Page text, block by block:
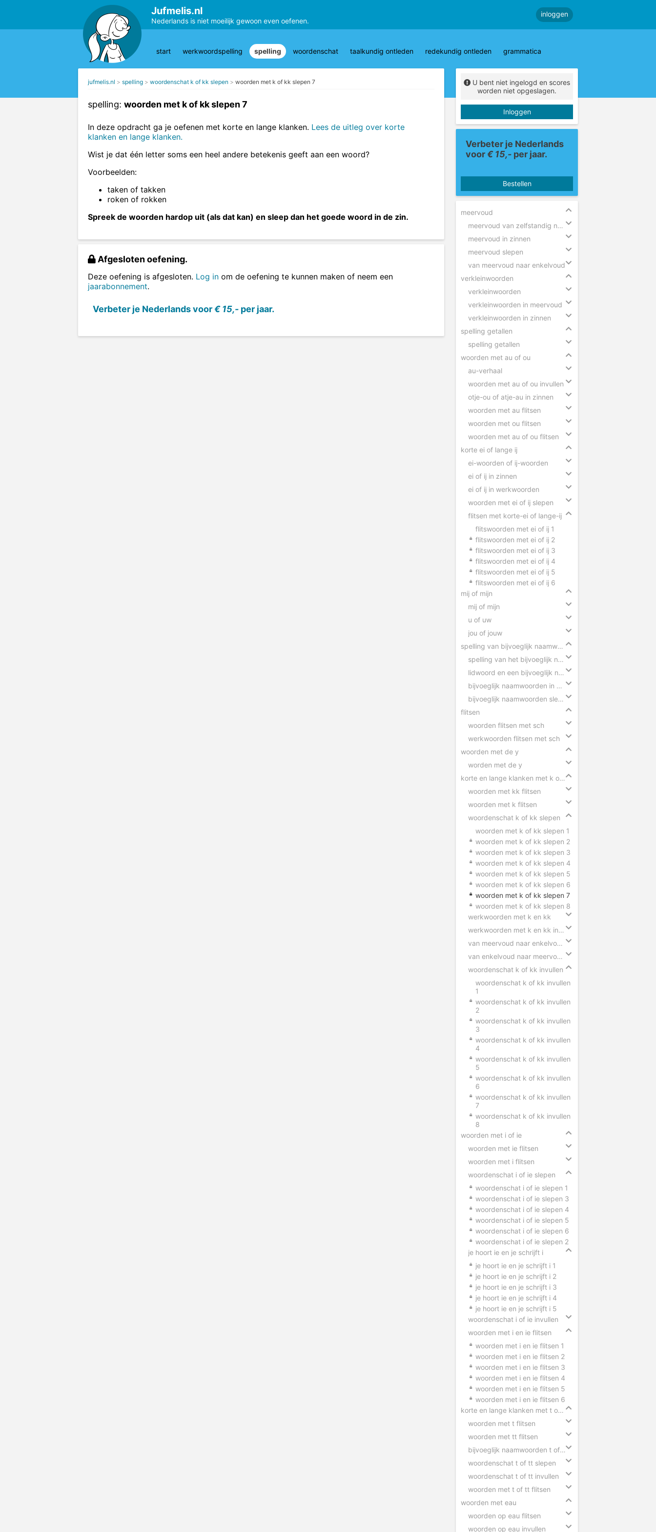
Jufmelis.nl
Nederlands is niet moeilijk gewoon even oefenen.
inloggen
start werkwoordspelling spelling woordenschat taalkundig ontleden redekundig ontleden grammatica
jufmelis.nl spelling woordenschat k of kk slepen woorden met k of kk slepen 7
spelling: woorden met k of kk slepen 7
In deze opdracht ga je oefenen met korte en lange klanken. Lees de uitleg over korte
klanken en lange klanken.
Wist je dat één letter soms een heel andere betekenis geeft aan een woord?
Voorbeelden:
taken of takken
roken of rokken
Spreek de woorden hardop uit (als dat kan) en sleep dan het goede woord in de zin.
Afgesloten oefening.
Deze oefening is afgesloten. Log in om de oefening te kunnen maken of neem een
jaarabonnement.
Verbeter je Nederlands voor€ 15,- per jaar.
U bent niet ingelogd en scores
worden niet opgeslagen.
Inloggen
Verbeter je Nederlands
voor€ 15,- per jaar.
Bestellen
meervoud
meervoud van zelfstandig naamwoorden
meervoud in zinnen
meervoud slepen
van meervoud naar enkelvoud
verkleinwoorden
verkleinwoorden
verkleinwoorden in meervoud
verkleinwoorden in zinnen
spelling getallen
spelling getallen
woorden met au of ou
au-verhaal
woorden met au of ou invullen
otje-ou of atje-au in zinnen
woorden met au flitsen
woorden met ou flitsen
woorden met au of ou flitsen
korte ei of lange ij
ei-woorden of ij-woorden
ei of ij in zinnen
ei of ij in werkwoorden
woorden met ei of ij slepen
flitsen met korte-ei of lange-ij
flitswoorden met ei of ij 1
flitswoorden met ei of ij 2
flitswoorden met ei of ij 3
flitswoorden met ei of ij 4
flitswoorden met ei of ij 5
flitswoorden met ei of ij 6
mij of mijn
mij of mijn
u of uw
jou of jouw
spelling van bijvoeglijk naamwoorden
spelling van het bijvoeglijk naamwoord
lidwoord en een bijvoeglijk naamwoord
bijvoeglijk naamwoorden in zinnen
bijvoeglijk naamwoorden slepen
flitsen
woorden flitsen met sch
werkwoorden flitsen met sch
woorden met de y
worden met de y
korte en lange klanken met k of kk
woorden met kk flitsen
woorden met k flitsen
woordenschat k of kk slepen
woorden met k of kk slepen 1
woorden met k of kk slepen 2
woorden met k of kk slepen 3
woorden met k of kk slepen 4
woorden met k of kk slepen 5
woorden met k of kk slepen 6
woorden met k of kk slepen 7
woorden met k of kk slepen 8
werkwoorden met k en kk
werkwoorden met k en kk invullen
van meervoud naar enkelvoud k en kk
van enkelvoud naar meervoud k en kk
woordenschat k of kk invullen
woordenschat k of kk invullen
1
woordenschat k of kk invullen
2
woordenschat k of kk invullen
3
woordenschat k of kk invullen
4
woordenschat k of kk invullen
5
woordenschat k of kk invullen
6
woordenschat k of kk invullen
7
woordenschat k of kk invullen
8
woorden met i of ie
woorden met ie flitsen
woorden met i flitsen
woordenschat i of ie slepen
woordenschat i of ie slepen 1
woordenschat i of ie slepen 3
woordenschat i of ie slepen 4
woordenschat i of ie slepen 5
woordenschat i of ie slepen 6
woordenschat i of ie slepen 2
je hoort ie en je schrijft i
je hoort ie en je schrijft i 1
je hoort ie en je schrijft i 2
je hoort ie en je schrijft i 3
je hoort ie en je schrijft i 4
je hoort ie en je schrijft i 5
woordenschat i of ie invullen
woorden met i en ie flitsen
woorden met i en ie flitsen 1
woorden met i en ie flitsen 2
woorden met i en ie flitsen 3
woorden met i en ie flitsen 4
woorden met i en ie flitsen 5
woorden met i en ie flitsen 6
korte en lange klanken met t of tt
woorden met t flitsen
woorden met tt flitsen
bijvoeglijk naamwoorden t of tt
woordenschat t of tt slepen
woordenschat t of tt invullen
woorden met t of tt flitsen
woorden met eau
woorden op eau flitsen
woorden op eau invullen